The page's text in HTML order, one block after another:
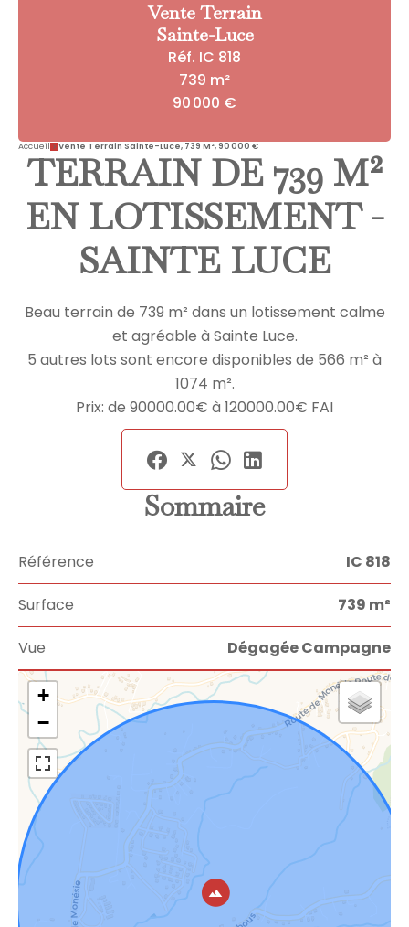
Vente Terrain
Sainte-Luce
Réf. IC 818
739 m²
90 000 €
Accueil Vente Terrain Sainte-Luce, 739 M², 90 000 €
TERRAIN DE 739 M²
EN LOTISSEMENT -
SAINTE LUCE
Beau terrain de 739 m² dans un lotissement calme
et agréable à Sainte Luce.
5 autres lots sont encore disponibles de 566 m² à
1074 m².
Prix: de 90000.00€ à 120000.00€ FAI
Sommaire
Référence IC 818
Surface 739 m²
Vue Dégagée Campagne
+
−